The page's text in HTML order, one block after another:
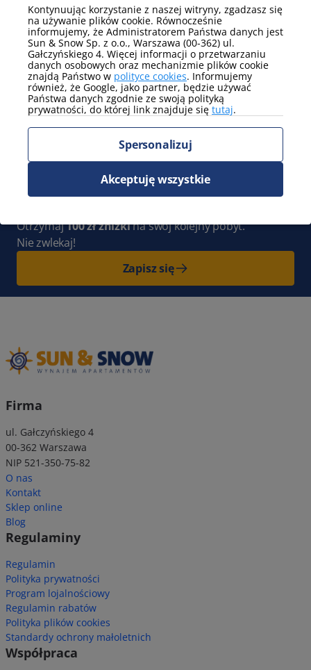
telewizor
internet
Pokaż więcej
Parking
parking na terenie obiektu
(niegwarantowany)
Pokaż więcej
Zapisz się do Newslettera
z nami na bieżąco. Cała Polska pełna
nowych przygód czeka na Ciebie!
Otrzymaj100 zł zniżkina swój kolejny pobyt.
Nie zwlekaj!
Zapisz się
Firma
ul. Gałczyńskiego 4
00-362 Warszawa
NIP 521-350-75-82
O nas
Kontakt
Sklep online
Blog
Regulaminy
Regulamin
Polityka prywatności
Program lojalnościowy
Regulamin rabatów
Polityka plików cookies
Standardy ochrony małoletnich
Współpraca
Kontynuując korzystanie z naszej witryny, zgadzasz się
na używanie plików cookie. Równocześnie
informujemy, że Administratorem Państwa danych jest
Sun & Snow Sp. z o.o., Warszawa (00-362) ul.
Gałczyńskiego 4. Więcej informacji o przetwarzaniu
danych osobowych oraz mechanizmie plików cookie
znajdą Państwo w polityce cookies. Informujemy
również, że Google, jako partner, będzie używać
Państwa danych zgodnie ze swoją polityką
prywatności, do której link znajduje się tutaj.
Spersonalizuj
Akceptuję wszystkie